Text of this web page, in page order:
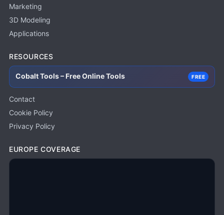
Marketing
3D Modeling
Applications
RESOURCES
Cobalt Tools – Free Online Tools FREE
Contact
Cookie Policy
Privacy Policy
EUROPE COVERAGE